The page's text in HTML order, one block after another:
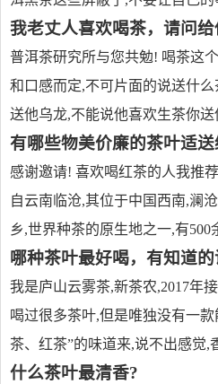
我老丈人喜欢喝茶，请问
普洱茶研究所与您共勉! 喝茶这
和口感而定,不可片面的说送什
送他乌龙,不能说他喜欢生茶你送
有哪些物美价廉的茶叶适
感谢邀请! 喜欢喝红茶的人我推
自云南临沧,其位于中国西南,澜
乡,世界种茶的原生地之一,有500
哪种茶叶最好喝，有知道
我是庐山云雾茶,新茶农,2017年
喝过很多茶叶,但是唯独没有一
茶、红茶”的味道来,说不出感觉,
什么茶叶最清香?